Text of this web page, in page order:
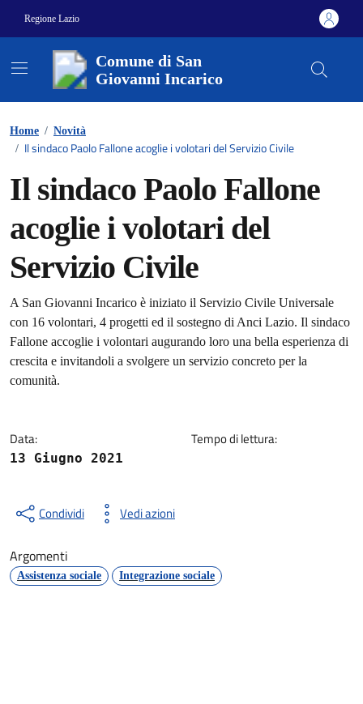
Regione Lazio
Comune di San
Giovanni Incarico
Home / Novità
/ Il sindaco Paolo Fallone acoglie i volotari del Servizio Civile
Il sindaco Paolo Fallone
acoglie i volotari del
Servizio Civile
Dettagli della notizia
A San Giovanni Incarico è iniziato il Servizio Civile Universale
con 16 volontari, 4 progetti ed il sostegno di Anci Lazio. Il sindaco
Fallone accoglie i volontari augurando loro una bella esperienza di
crescita e invitandoli a svolgere un servizio concreto per la
comunità.
Data:
13 Giugno 2021
Tempo di lettura:
Condividi Vedi azioni
Argomenti
Assistenza sociale Integrazione sociale